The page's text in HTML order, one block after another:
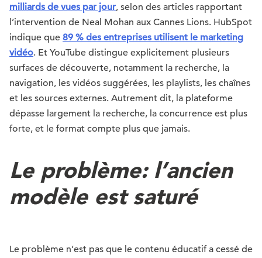
milliards de vues par jour, selon des articles rapportant
l’intervention de Neal Mohan aux Cannes Lions. HubSpot
indique que 89 % des entreprises utilisent le marketing
vidéo. Et YouTube distingue explicitement plusieurs
surfaces de découverte, notamment la recherche, la
navigation, les vidéos suggérées, les playlists, les chaînes
et les sources externes. Autrement dit, la plateforme
dépasse largement la recherche, la concurrence est plus
forte, et le format compte plus que jamais.
Le problème: l’ancien
modèle est saturé
Le problème n’est pas que le contenu éducatif a cessé de